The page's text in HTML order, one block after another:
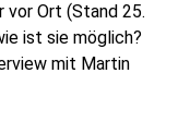
vor Ort (Stand 25.
ist sie möglich?
mit Martin